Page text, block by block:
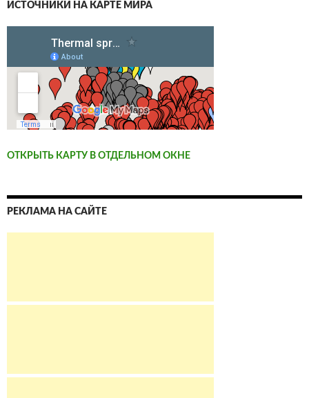
ИСТОЧНИКИ НА КАРТЕ МИРА
ОТКРЫТЬ КАРТУ В ОТДЕЛЬНОМ ОКНЕ
РЕКЛАМА НА САЙТЕ